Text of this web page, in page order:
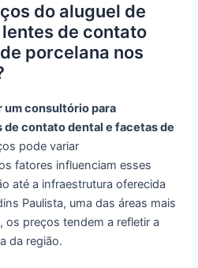
do aluguel de
de contato
porcelana nos
um consultório para
contato dental e facetas de
pode variar
fatores influenciam esses
até a infraestrutura oferecida
Paulista, uma das áreas mais
os preços tendem a refletir a
da região.